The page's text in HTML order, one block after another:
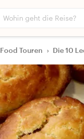
Wohin geht die Reise?
Food Touren › Die 10